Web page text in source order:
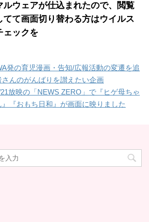
ルウェアが仕込まれたので、閲覧
てて画面切り替わる方はウイルス
ェックを
発の育児漫画・告知/広報活動の変遷を追
さんのがんばりを讃えたい企画
21放映の「NEWS ZERO」で『ヒゲ母ちゃ
』『おもち日和』が画面に映りました